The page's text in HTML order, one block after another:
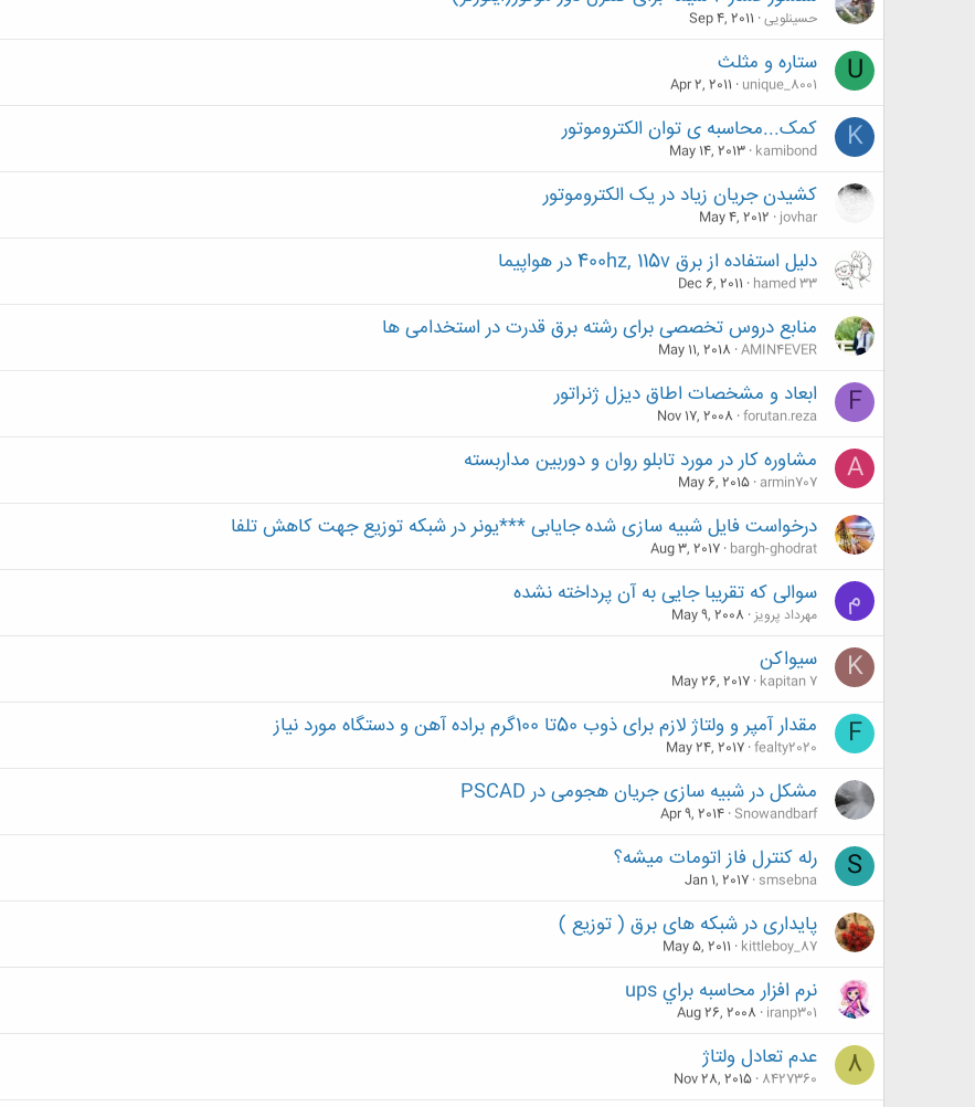
حسینلویی Sep 4, 2011
U ستاره و مثلث
unique_8001
Apr 2, 2011
K کمک...محاسبه ی توان الکتروموتور
kamibond
May 14, 2013
کشیدن جریان زیاد در یک الکتروموتور
jovhar
May 4, 2012
دليل استفاده از برق 400hz, 115v در هواپيما
hamed 33
Dec 6, 2011
منابع دروس تخصصی برای رشته برق قدرت در استخدامی ها
AMIN4EVER
May 11, 2018
F ابعاد و مشخصات اطاق دیزل ژنراتور
forutan.reza
Nov 17, 2008
A مشاوره کار در مورد تابلو روان و دوربین مداربسته
armin707
May 6, 2015
درخواست فایل شبیه سازی شده جایابی ***یونر در شبکه توزیع جهت کاهش تلفا
bargh-ghodrat
Aug 3, 2017
م سوالی که تقریبا جایی به آن پرداخته نشده
مهرداد پرویز May 9, 2008
K سیواکن
kapitan 7
May 26, 2017
F مقدار آمپر و ولتاژ لازم برای ذوب 50تا 100گرم براده آهن و دستگاه مورد نیاز
fealty2020
May 24, 2017
مشکل در شبیه سازی جریان هجومی در PSCAD
Snowandbarf
Apr 9, 2014
S رله کنترل فاز اتومات میشه؟
smsebna
Jan 1, 2017
پایداری در شبکه های برق ( توزیع )
kittleboy_87
May 5, 2011
نرم افزار محاسبه براي ups
iranp301
Aug 26, 2008
8 عدم تعادل ولتاژ
8427360
Nov 28, 2015